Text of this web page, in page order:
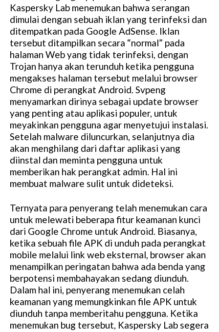
u
t
e
Kaspersky Lab menemukan bahwa serangan
dimulai dengan sebuah iklan yang terinfeksi dan
ditempatkan pada Google AdSense. Iklan
tersebut ditampilkan secara “normal” pada
halaman Web yang tidak terinfeksi, dengan
Trojan hanya akan terunduh ketika pengguna
mengakses halaman tersebut melalui browser
Chrome di perangkat Android. Svpeng
menyamarkan dirinya sebagai update browser
yang penting atau aplikasi populer, untuk
meyakinkan pengguna agar menyetujui instalasi.
Setelah malware diluncurkan, selanjutnya dia
akan menghilang dari daftar aplikasi yang
diinstal dan meminta pengguna untuk
memberikan hak perangkat admin. Hal ini
membuat malware sulit untuk dideteksi.
Ternyata para penyerang telah menemukan cara
untuk melewati beberapa fitur keamanan kunci
dari Google Chrome untuk Android. Biasanya,
ketika sebuah file APK di unduh pada perangkat
mobile melalui link web eksternal, browser akan
menampilkan peringatan bahwa ada benda yang
berpotensi membahayakan sedang diunduh.
Dalam hal ini, penyerang menemukan celah
keamanan yang memungkinkan file APK untuk
diunduh tanpa memberitahu pengguna. Ketika
menemukan bug tersebut, Kaspersky Lab segera